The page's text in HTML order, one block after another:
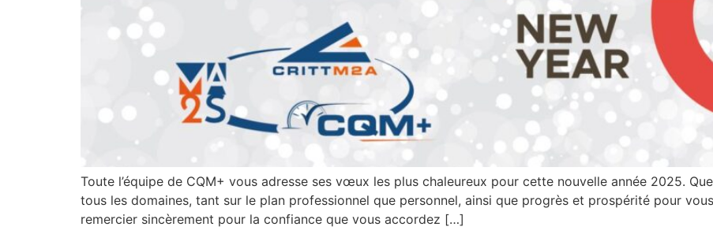
Toute l’équipe de CQM+ vous adresse ses vœux les plus chaleureux pour cette nouvelle année 2025.
tous les domaines, tant sur le plan professionnel que personnel, ainsi que progrès et prospérité pour
remercier sincèrement pour la confiance que vous accordez […]